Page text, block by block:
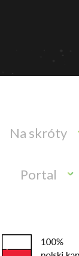
Na skróty
Portal